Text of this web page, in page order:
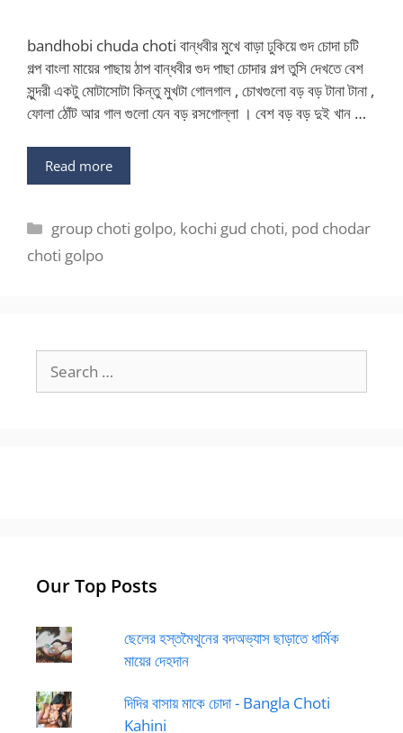
bandhobi chuda choti বান্ধবীর মুখে বাড়া ঢুকিয়ে গুদ চোদা চটি
গল্প বাংলা মায়ের পাছায় ঠাপ বান্ধবীর গুদ পাছা চোদার গল্প তুসি দেখতে বেশ
সুন্দরী একটু মোটাসোটা কিন্তু মুখটা গোলগাল , চোখগুলো বড় বড় টানা টানা ,
ফোলা ঠোঁট আর গাল গুলো যেন বড় রসগোল্লা । বেশ বড় বড় দুই খান …
Read more
Categories
group choti golpo, kochi gud choti, pod chodar
choti golpo
for:
Our Top Posts
ছেলের হস্তমৈথুনের বদঅভ্যাস ছাড়াতে ধার্মিক
মায়ের দেহদান
দিদির বাসায় মাকে চোদা - Bangla Choti
Kahini